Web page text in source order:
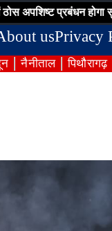
होगा सुदृढ़, सीडीओ
usPrivacy
नैनीताल पिथौरागढ़